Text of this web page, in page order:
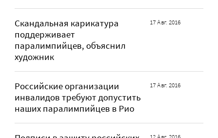
Cкандальная карикатура
поддерживает
паралимпийцев, объяснил
художник
17 Авг. 2016
Российские организации
инвалидов требуют допустить
наших паралимпийцев в Рио
17 Авг. 2016